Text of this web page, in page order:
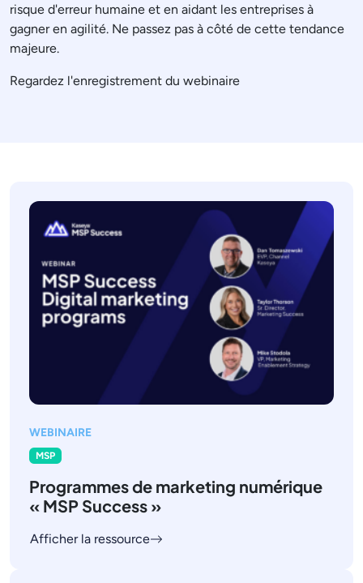
risque d'erreur humaine et en aidant les entreprises à
gagner en agilité. Ne passez pas à côté de cette tendance
majeure.
Regardez l'enregistrement du webinaire
WEBINAIRE
MSP
Programmes de marketing numérique
« MSP Success »
Afficher la ressource